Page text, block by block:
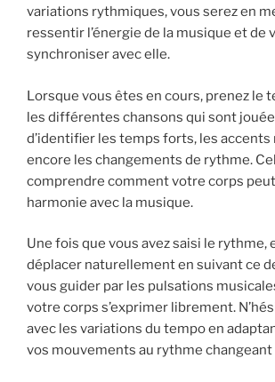
variations rythmiques, vous serez en
ressentir l’énergie de la musique et de
synchroniser avec elle.
Lorsque vous êtes en cours, prenez le
les différentes chansons qui sont
d’identifier les temps forts, les accents
encore les changements de rythme.
comprendre comment votre corps
harmonie avec la musique.
Une fois que vous avez saisi le rythme,
déplacer naturellement en suivant ce
vous guider par les pulsations
votre corps s’exprimer librement.
avec les variations du tempo en
vos mouvements au rythme changeant